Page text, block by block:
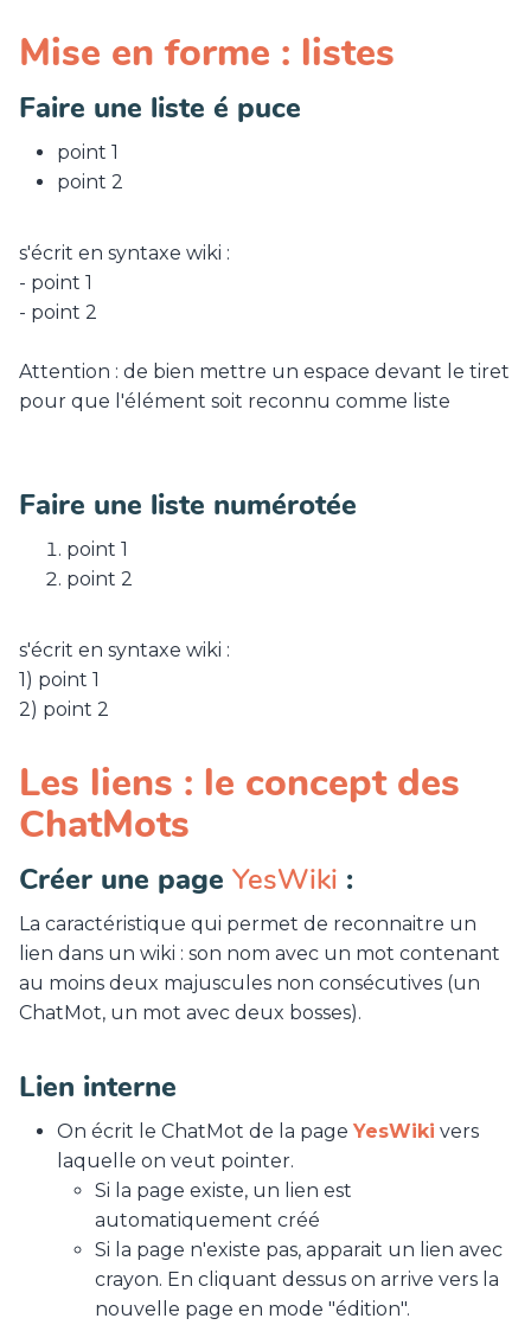
Mise en forme : listes
Faire une liste é puce
point 1
point 2
s'écrit en syntaxe wiki :
- point 1
- point 2
Attention : de bien mettre un espace devant le tiret
pour que l'élément soit reconnu comme liste
Faire une liste numérotée
point 1
point 2
s'écrit en syntaxe wiki :
1) point 1
2) point 2
Les liens : le concept des
ChatMots
Créer une page YesWiki :
La caractéristique qui permet de reconnaitre un
lien dans un wiki : son nom avec un mot contenant
au moins deux majuscules non consécutives (un
ChatMot, un mot avec deux bosses).
Lien interne
On écrit le ChatMot de la page YesWiki vers
laquelle on veut pointer.
Si la page existe, un lien est
automatiquement créé
Si la page n'existe pas, apparait un lien avec
crayon. En cliquant dessus on arrive vers la
nouvelle page en mode "édition".